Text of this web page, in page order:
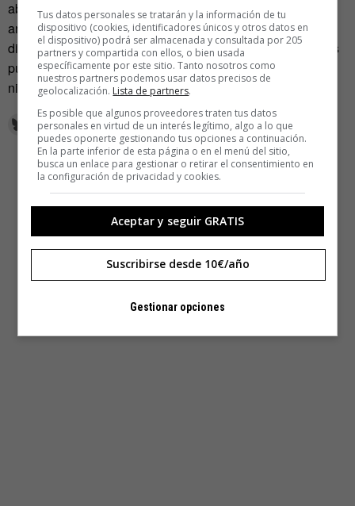
abrieras jamás aquella franquicia de Gambrinus que te
arruinó, pero no creas que esquivar los tropiezos de esta
dimensión son garantía de felicidad: tu doble en Tierra Dos
puede haberla cagado de mil una maneras que no puedes
ni imaginar.
Tus datos personales se tratarán y la información de tu
dispositivo (cookies, identificadores únicos y otros datos en
el dispositivo) podrá ser almacenada y consultada por 205
partners y compartida con ellos, o bien usada
específicamente por este sitio. Tanto nosotros como
nuestros partners podemos usar datos precisos de
geolocalización. Lista de partners.
Es posible que algunos proveedores traten tus datos
personales en virtud de un interés legítimo, algo a lo que
puedes oponerte gestionando tus opciones a continuación.
En la parte inferior de esta página o en el menú del sitio,
busca un enlace para gestionar o retirar el consentimiento en
la configuración de privacidad y cookies.
Aceptar y seguir GRATIS
Suscribirse desde 10€/año
Gestionar opciones